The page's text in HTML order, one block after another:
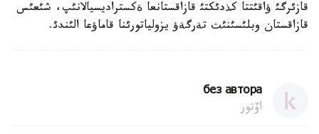
قازئرگئ ؤاقئتتا كذدئكتئ قازاقستانعا ةكستراديسيالانئپ، شئعئس
قازاقستان وبلئسئنئث تةرگةؤ يزولياتورئنا قاماؤعا الئندئ.
без автора
اۆتور